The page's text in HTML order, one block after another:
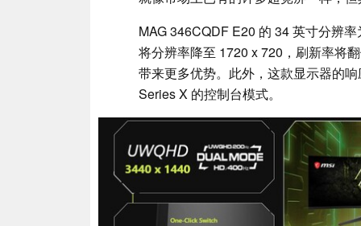
MAG 346CQDF E20 的 34 英寸分辨
将分辨率降至 1720 x 720，刷新率将
带来更多优势。此外，这款显示器的
Series X 的控制台模式。